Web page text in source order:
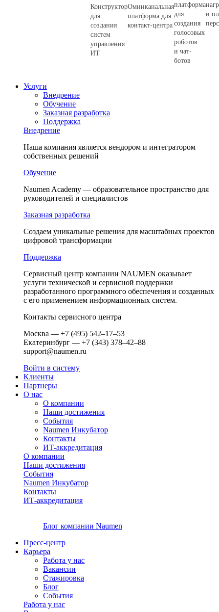
Конструктор
для
создания
систем
управления
ИТ
Омниканальная
платформа для
контакт-центра
платформа
для
создания
голосовых
роботов
и чат-
ботов
и
Услуги
Внедрение
Обучение
Заказная разработка
Поддержка
Внедрение
Наша компания является вендором и интегратором
собственных решений
Обучение
Naumen Academy — образовательное пространство для
руководителей и специалистов
Заказная разработка
Создаем уникальные решения для масштабных проектов
цифровой трансформации
Поддержка
Сервисный центр компании NAUMEN оказывает
услуги технической и сервисной поддержки
разработанного программного обеспечения и созданных
c его применением информационных систем.
Контакты сервисного центра
Москва — +7 (495) 542–17–53
Екатеринбург — +7 (343) 378–42–88
support@naumen.ru
Войти в систему
Клиенты
Партнеры
О нас
О компании
Наши достижения
События
Naumen Инкубатор
Контакты
ИТ-аккредитация
О компании
Наши достижения
События
Naumen Инкубатор
Контакты
ИТ-аккредитация
Блог компании Naumen
Пресс-центр
Карьера
Работа у нас
Вакансии
Стажировка
Блог
События
Работа у нас